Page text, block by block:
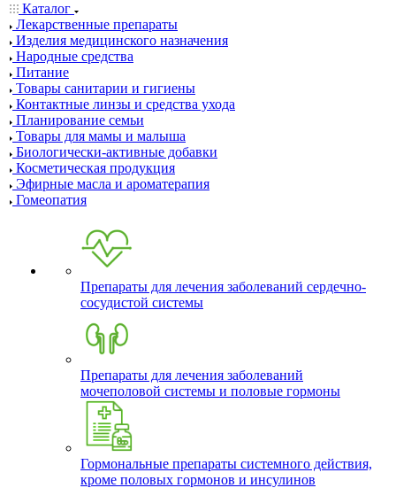
Каталог
Лекарственные препараты
Изделия медицинского назначения
Народные средства
Питание
Товары санитарии и гигиены
Контактные линзы и средства ухода
Планирование семьи
Товары для мамы и малыша
Биологически-активные добавки
Косметическая продукция
Эфирные масла и ароматерапия
Гомеопатия
Препараты для лечения заболеваний сердечно-
сосудистой системы
Препараты для лечения заболеваний
мочеполовой системы и половые гормоны
Гормональные препараты системного действия,
кроме половых гормонов и инсулинов